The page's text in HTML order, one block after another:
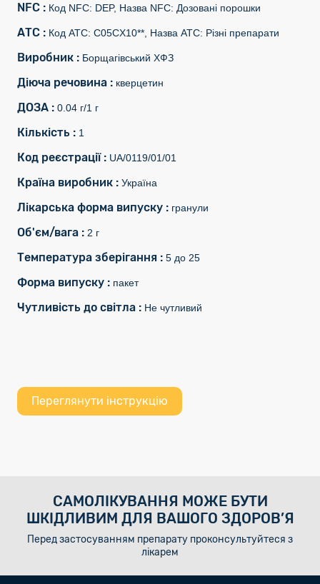
NFC : Код NFC: DEP, Назва NFC: Дозовані порошки
АТС : Код АТС: C05CX10**, Назва АТС: Різні препарати
Виробник : Борщагівський ХФЗ
Діюча речовина : кверцетин
ДОЗА : 0.04 г/1 г
Кількість : 1
Код реєстрації : UA/0119/01/01
Країна виробник : Україна
Лікарська форма випуску : гранули
Об'єм/вага : 2 г
Температура зберігання : 5 до 25
Форма випуску : пакет
Чутливість до світла : Не чутливий
Переглянути інструкцію
САМОЛІКУВАННЯ МОЖЕ БУТИ
ШКІДЛИВИМ ДЛЯ ВАШОГО ЗДОРОВ’Я
Перед застосуванням препарату проконсультуйтеся з
лікарем